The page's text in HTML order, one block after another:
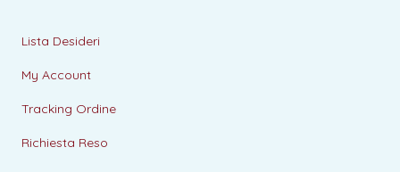
Lista Desideri
My Account
Tracking Ordine
Richiesta Reso